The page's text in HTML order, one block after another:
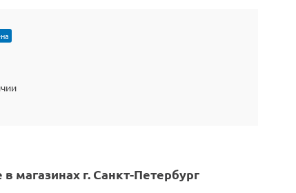
магазинах г. Санкт-Петербург